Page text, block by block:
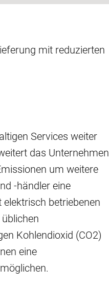
mit reduzierten
Services weiter
das Unternehmen
um weitere
-händler eine
betriebenen
Kohlendioxid (CO2)
eine